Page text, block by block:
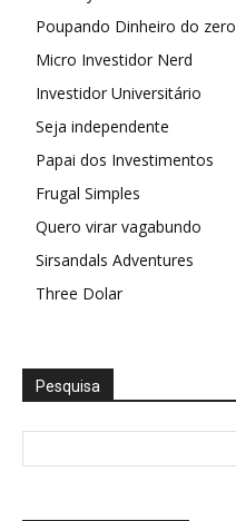
Poupando Dinheiro do zero
Micro Investidor Nerd
Investidor Universitário
Seja independente
Papai dos Investimentos
Frugal Simples
Quero virar vagabundo
Sirsandals Adventures
Three Dolar
Pesquisa